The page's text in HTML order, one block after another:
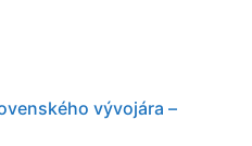
vývojára –